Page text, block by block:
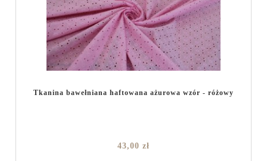
Tkanina bawełniana haftowana ażurowa wzór - różowy
43,00 zł